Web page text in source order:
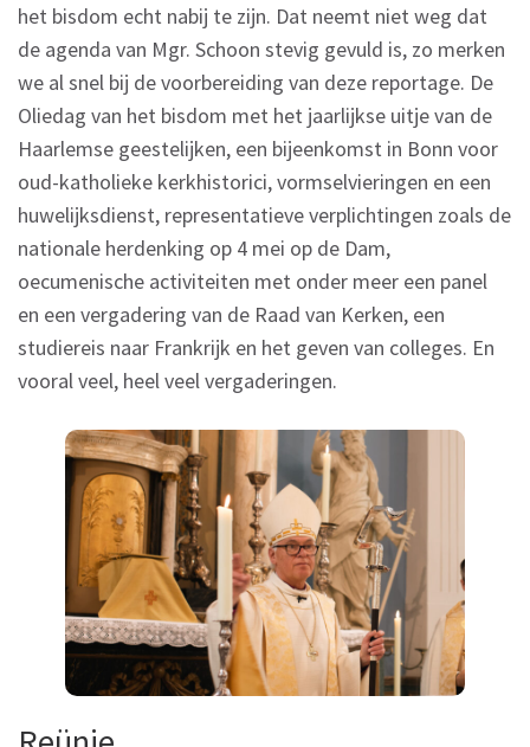
het bisdom echt nabij te zijn. Dat neemt niet weg dat
de agenda van Mgr. Schoon stevig gevuld is, zo merken
we al snel bij de voorbereiding van deze reportage. De
Oliedag van het bisdom met het jaarlijkse uitje van de
Haarlemse geestelijken, een bijeenkomst in Bonn voor
oud-katholieke kerkhistorici, vormselvieringen en een
huwelijksdienst, representatieve verplichtingen zoals de
nationale herdenking op 4 mei op de Dam,
oecumenische activiteiten met onder meer een panel
en een vergadering van de Raad van Kerken, een
studiereis naar Frankrijk en het geven van colleges. En
vooral veel, heel veel vergaderingen.